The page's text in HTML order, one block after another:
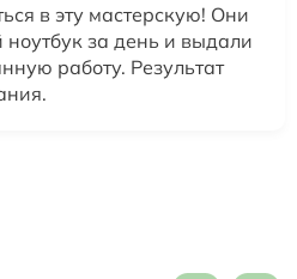
в эту мастерскую! Они
за день и выдали
работу. Результат